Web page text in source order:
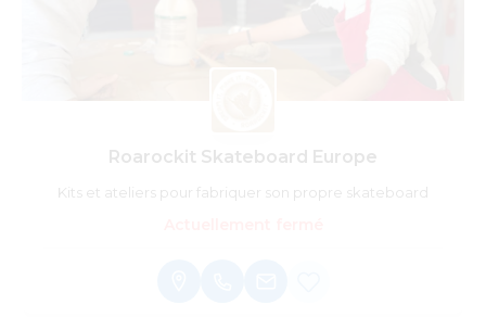
Roarockit Skateboard Europe
Kits et ateliers pour fabriquer son propre skateboard